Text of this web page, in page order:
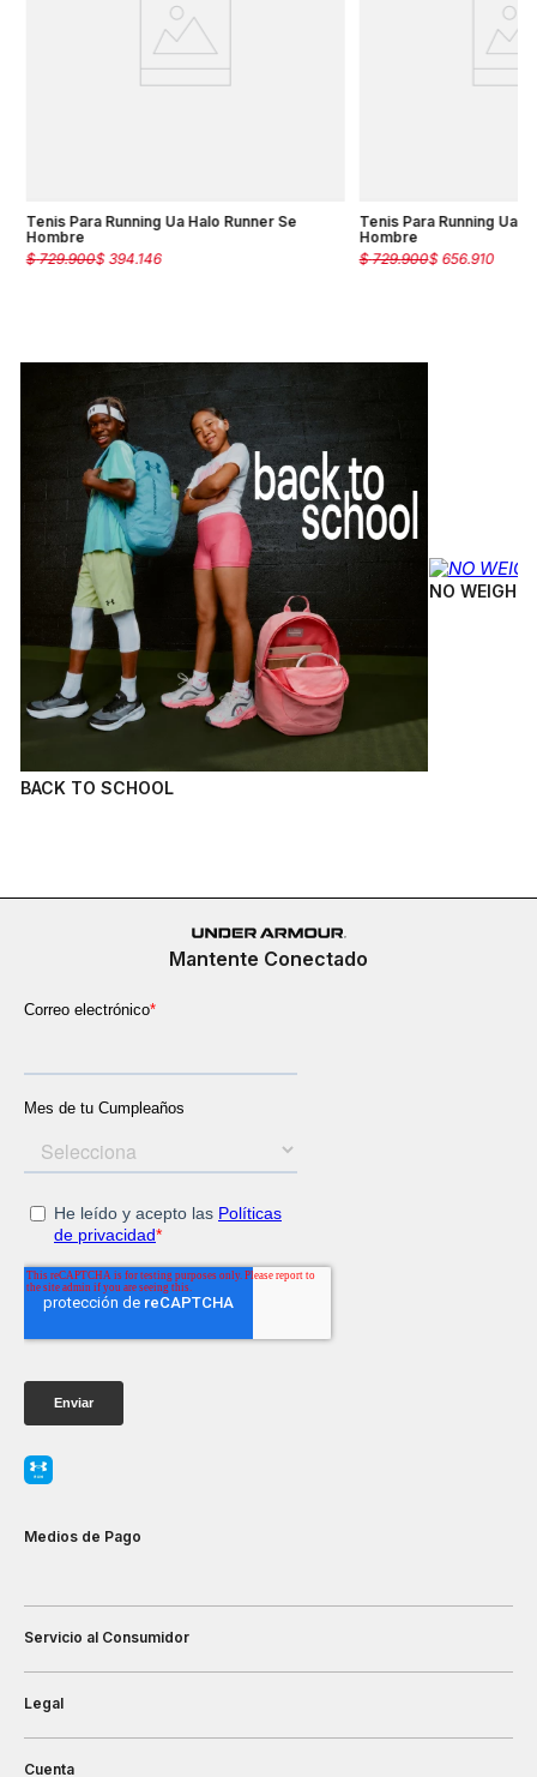
Tenis Para Running Ua Halo Runner Se
Hombre
$ 394.146
$ 729.900
Tenis Para Running Ua
Hombre
$ 656.910
$ 729.900
BACK TO SCHOOL
NO WEIGH
Mantente Conectado
Medios de Pago
Servicio al Consumidor
Legal
Cuenta